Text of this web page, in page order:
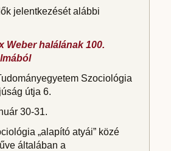
jelentkezését alábbi
Weber halálának 100.
Szociológia
útja 6.
30-31.
„alapító atyái” közé
általában a